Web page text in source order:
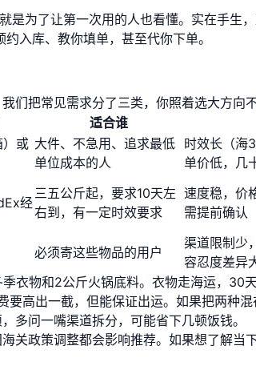
是为了让第一次用的人也看懂。实在手生
入库、教你填单，甚至代你下单。
们把常见需求分了三类，你照着选大方向不
适合谁
）或 大件、不急用、追求最低
单位成本的人
时效长（海
单价低，几
经
三五公斤起，要求10天左
右到，有一定时效要求
速度稳，价
需提前确认
必须寄这些物品的用户
渠道限制少
容忍度差异
衣物和2公斤火锅底料。衣物走海运，30
要高出一截，但能保证出运。如果把两种
多问一嘴渠道拆分，可能省下几顿饭钱。
关政策调整都会影响推荐。如果想了解当